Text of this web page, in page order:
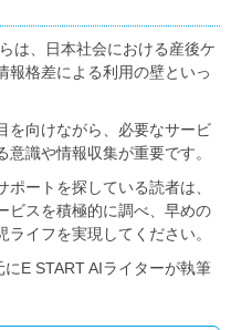
は、日本社会における産後ケ
報格差による利用の壁といっ
を向けながら、必要なサービ
識や情報収集が重要です。
ートを探している読者は、
ビスを積極的に調べ、早めの
イフを実現してください。
E START AIライターが執筆